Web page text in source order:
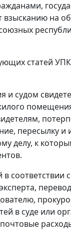
на
статей
и судом
пересылку
делу, к
соответствии
в суде или